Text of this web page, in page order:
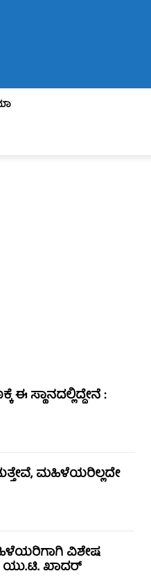
ಈ ಸ್ಥಾನದಲ್ಲಿದ್ದೇನೆ :
ಮಹಿಳೆಯರಿಲ್ಲದೇ
ವಿಶೇಷ
ಯು.ಟಿ. ಖಾದರ್